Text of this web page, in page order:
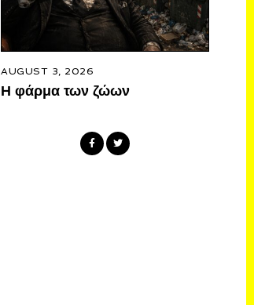
AUGUST 3, 2026
Η φάρμα των ζώων